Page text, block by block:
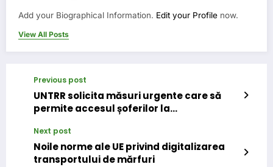
Add your Biographical Information. Edit your Profile now.
View All Posts
Previous post
UNTRR solicita măsuri urgente care să
permite accesul șoferilor la
operate in Vest
Next post
Noile norme ale UE privind digitalizarea
transportului de mărfuri